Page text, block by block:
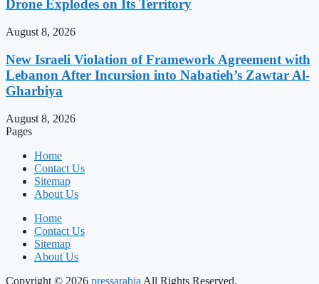
Drone Explodes on Its Territory
August 8, 2026
New Israeli Violation of Framework Agreement with
Lebanon After Incursion into Nabatieh’s Zawtar Al-
Gharbiya
August 8, 2026
Pages
Home
Contact Us
Sitemap
About Us
Home
Contact Us
Sitemap
About Us
Copyright © 2026 pressarabia All Rights Reserved.